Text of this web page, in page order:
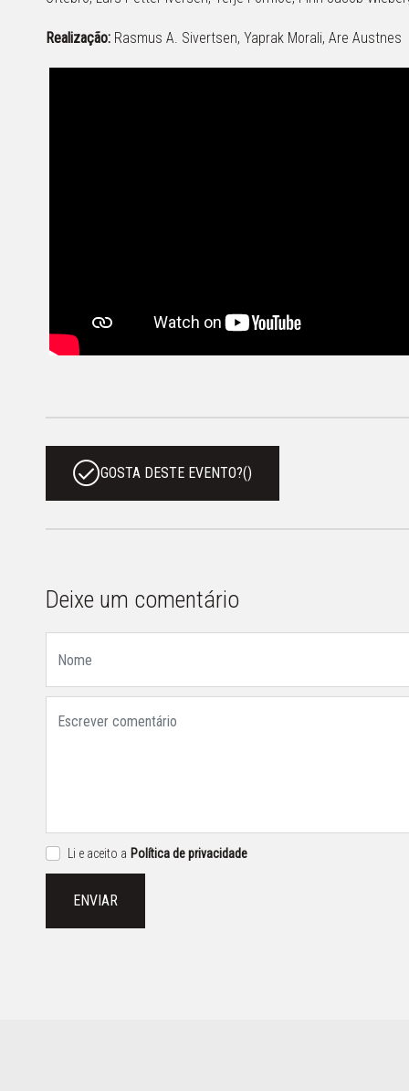
Realização: Rasmus A. Sivertsen, Yaprak Morali, Are Austnes
GOSTA DESTE EVENTO?()
Deixe um comentário
Li e aceito a Política de privacidade
ENVIAR